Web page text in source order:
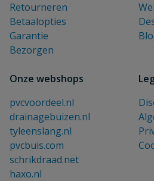
Retourneren
Betaalopties
Garantie
Bezorgen
Onze webshops
pvcvoordeel.nl
drainagebuizen.nl
tyleenslang.nl
pvcbuis.com
schrikdraad.net
haxo.nl